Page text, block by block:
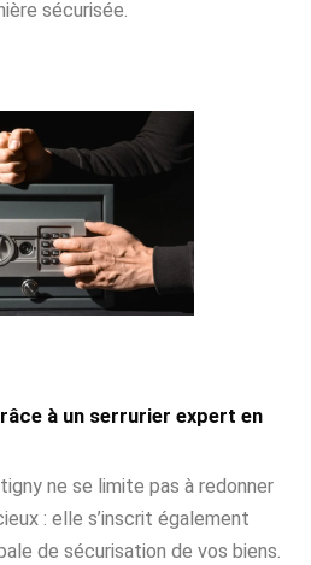
sécurisée.
à un serrurier expert en
ne se limite pas à redonner
: elle s’inscrit également
de sécurisation de vos biens.